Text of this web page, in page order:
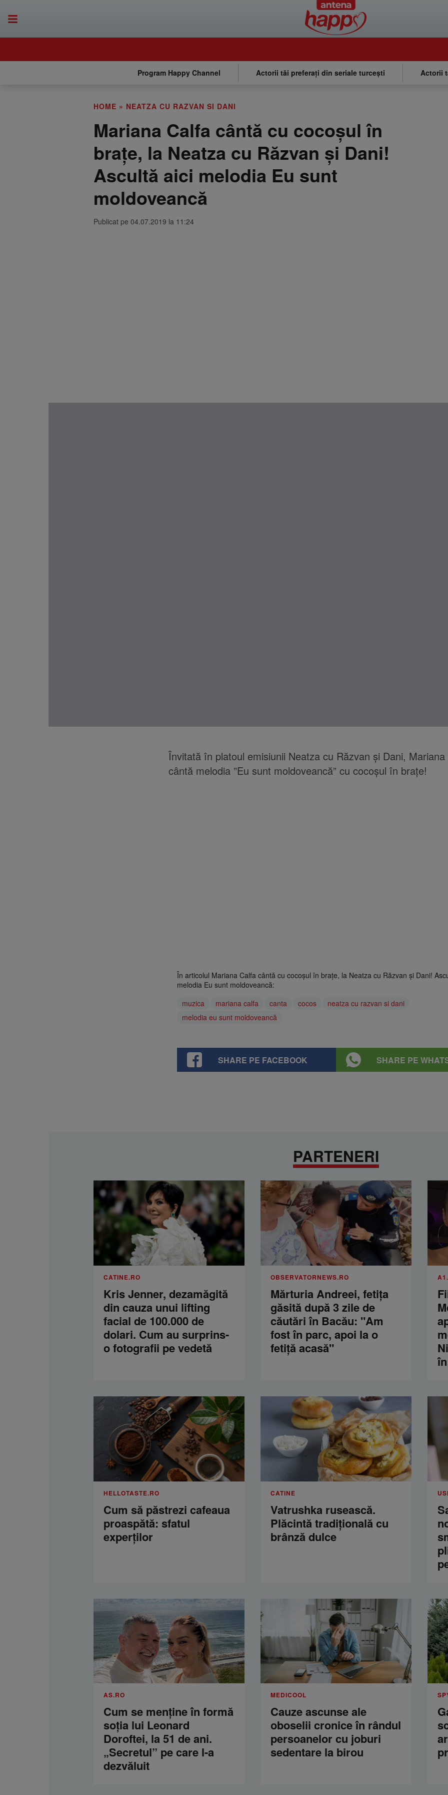
Program Happy Channel Actorii tăi preferați din seriale turcești Actorii
HOME » NEATZA CU RAZVAN SI DANI
Mariana Calfa cântă cu cocoșul în
brațe, la Neatza cu Răzvan și Dani!
Ascultă aici melodia Eu sunt
moldoveancă
Publicat pe 04.07.2019 la 11:24
Învitată în platoul emisiunii Neatza cu Răzvan și Dani, Mariana
cântă melodia ”Eu sunt moldoveancă” cu cocoșul în brațe!
În articolul Mariana Calfa cântă cu cocoșul în brațe, la Neatza cu Răzvan și Dani!
melodia Eu sunt moldoveancă:
muzica
mariana calfa canta cocos
neatza cu razvan si dani
melodia eu sunt moldoveancă
SHARE PE FACEBOOK SHARE PE
PARTENERI
CATINE.RO
Kris Jenner, dezamăgită
din cauza unui lifting
facial de 100.000 de
dolari. Cum au surprins-
o fotografii pe vedetă
OBSERVATORNEWS.RO
Mărturia Andreei, fetiţa
găsită după 3 zile de
căutări în Bacău: "Am
fost în parc, apoi la o
fetiţă acasă"
HELLOTASTE.RO
Cum să păstrezi cafeaua
proaspătă: sfatul
experților
CATINE
Vatrushka rusească.
Plăcintă tradițională cu
brânză dulce
AS.RO
Cum se menţine în formă
soţia lui Leonard
Doroftei, la 51 de ani.
„Secretul” pe care l-a
dezvăluit
MEDICOOL
Cauze ascunse ale
oboselii cronice în rândul
persoanelor cu joburi
sedentare la birou